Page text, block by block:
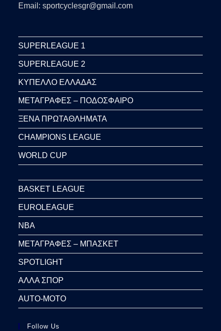
Email: sportcyclesgr@gmail.com
SUPERLEAGUE 1
SUPERLEAGUE 2
ΚΥΠΕΛΛΟ ΕΛΛΑΔΑΣ
ΜΕΤΑΓΡΑΦΕΣ – ΠΟΔΟΣΦΑΙΡΟ
ΞΕΝΑ ΠΡΩΤΑΘΛΗΜΑΤΑ
CHAMPIONS LEAGUE
WORLD CUP
BASKET LEAGUE
EUROLEAGUE
NBA
ΜΕΤΑΓΡΑΦΕΣ – ΜΠΑΣΚΕΤ
SPOTLIGHT
ΑΛΛΑ ΣΠΟΡ
AUTO-MOTO
Follow Us